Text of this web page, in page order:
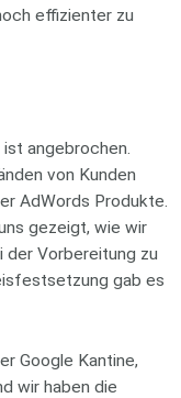
effizienter zu
angebrochen.
von Kunden
AdWords Produkte.
gezeigt, wie wir
der Vorbereitung zu
gab es
Google Kantine,
wir haben die